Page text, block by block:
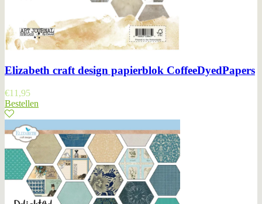
Elizabeth craft design papierblok CoffeeDyedPapers
€11,95
Bestellen